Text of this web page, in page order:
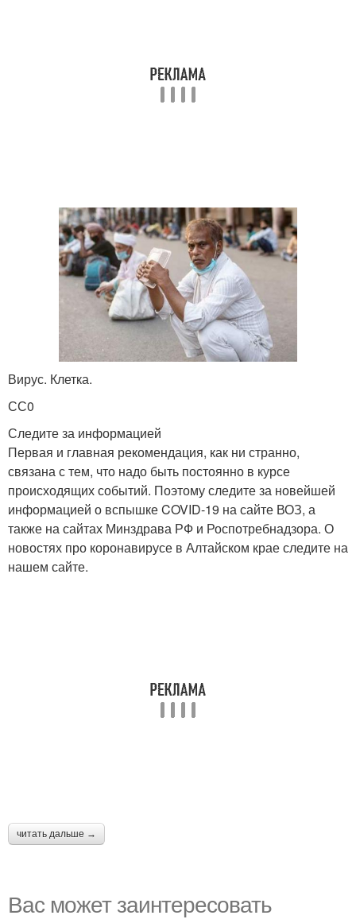
Вирус. Клетка.
СС0
Следите за информацией
Первая и главная рекомендация, как ни странно,
связана с тем, что надо быть постоянно в курсе
происходящих событий. Поэтому следите за новейшей
информацией о вспышке COVID-19 на сайте ВОЗ, а
также на сайтах Минздрава РФ и Роспотребнадзора. О
новостях про коронавирусе в Алтайском крае следите на
нашем сайте.
читать дальше →
Вас может заинтересовать